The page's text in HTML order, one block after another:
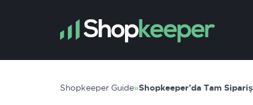
Shopkeeper Guide»Shopkeeper’da Tam Sipariş